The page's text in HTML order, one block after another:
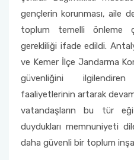
gençlerin korunması, aile
toplum temelli önleme
gerekliliği ifade edildi.
ve Kemer İlçe Jandarma
güvenliğini
faaliyetlerinin artarak
vatandaşların bu tür
duydukları memnuniyeti
daha güvenli bir toplum inşa